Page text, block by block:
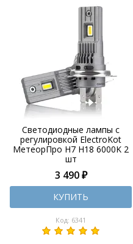
Светодиодные лампы с
регулировкой ElectroKot
МетеорПро H7 H18 6000K 2
шт
3 490 ₽
КУПИТЬ
Код: 6341